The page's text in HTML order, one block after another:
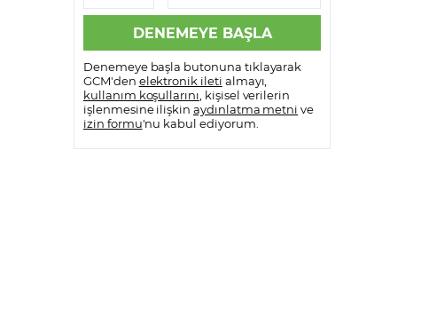
Denemeye başla butonuna tıklayarak
GCM'den elektronik ileti almayı,
kullanım koşullarını , kişisel verilerin
işlenmesine ilişkin aydınlatma metni ve
izin formu'nu kabul ediyorum.